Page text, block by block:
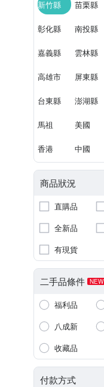
新竹縣 苗栗縣
彰化縣 南投縣
嘉義縣 雲林縣
高雄市 屏東縣
台東縣 澎湖縣
馬祖 美國
香港 中國
商品狀況
直購品
全新品
有現貨
二手品條件 NEW
福利品
八成新
收藏品
付款方式